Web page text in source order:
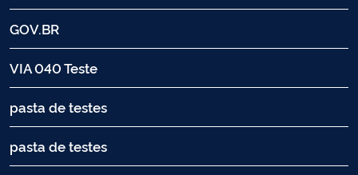
GOV.BR
VIA 040 Teste
pasta de testes
pasta de testes